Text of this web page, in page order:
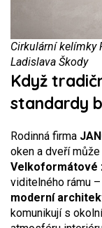
Cirkulární kelímky
Ladislava Škody
Když
standardy
Rodinná firma
oken a dveří
Velkoformátové
viditelného rámu
moderní
komunikují s